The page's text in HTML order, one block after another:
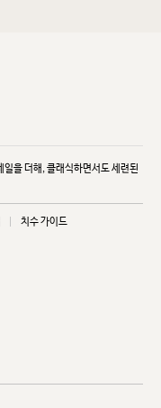
을 더해, 클래식하면서도 세련된
치수 가이드